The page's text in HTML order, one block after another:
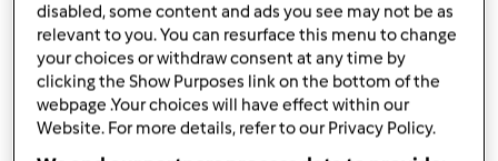
disabled, some content and ads you see may not be as
relevant to you. You can resurface this menu to change
your choices or withdraw consent at any time by
clicking the Show Purposes link on the bottom of the
webpage .Your choices will have effect within our
Website. For more details, refer to our Privacy Policy.